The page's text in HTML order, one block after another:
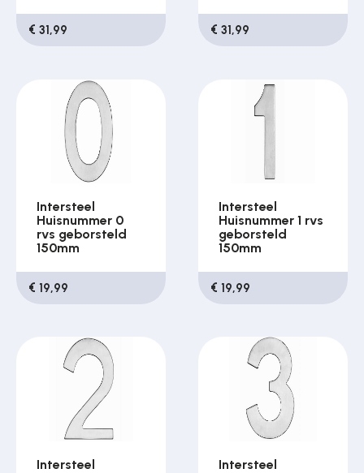
€ 31,99 € 31,99
Intersteel
Huisnummer 0
rvs geborsteld
150mm
€ 19,99
Intersteel
Huisnummer 1 rvs
geborsteld
150mm
€ 19,99
Intersteel
Intersteel